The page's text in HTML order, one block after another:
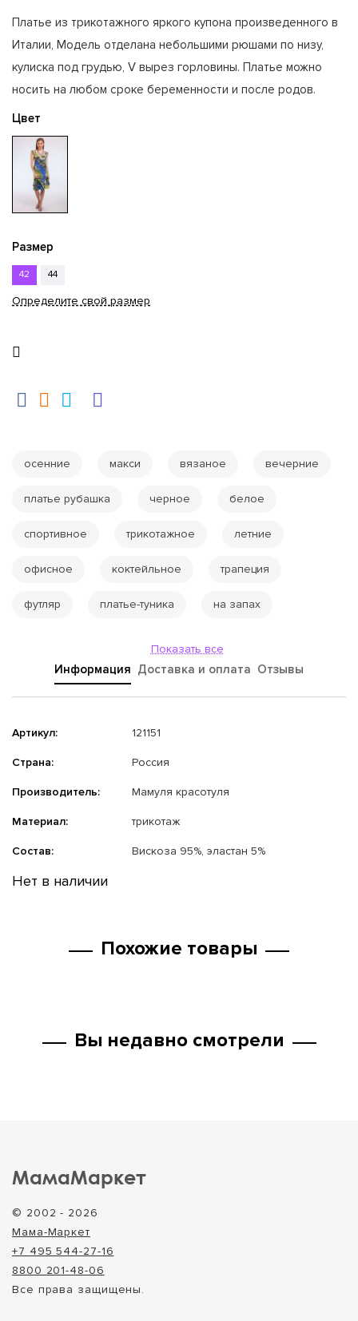
Платье из трикотажного яркого купона произведенного в
Италии, Модель отделана небольшими рюшами по низу,
кулиска под грудью, V вырез горловины. Платье можно
носить на любом сроке беременности и после родов.
Цвет
Размер
42 44
Определите свой размер
осенние макси вязаное вечерние
платье рубашка черное белое
спортивное трикотажное летние
офисное коктейльное трапеция
футляр платье-туника на запах
Показать все
Информация Доставка и оплата Отзывы
Артикул: 121151
Страна: Россия
Производитель: Мамуля красотуля
Материал: трикотаж
Состав: Вискоза 95%, эластан 5%
Нет в наличии
Похожие товары
Вы недавно смотрели
МамаМаркет
© 2002 - 2026
Мама-Маркет
+7 495 544-27-16
8800 201-48-06
Все права защищены.